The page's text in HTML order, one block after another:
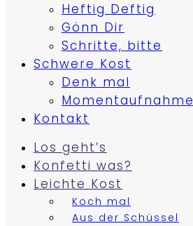
Heftig Deftig
Gönn Dir
Schritte, bitte
Schwere Kost
Denk mal
Momentaufnahme
Kontakt
Los geht’s
Konfetti was?
Leichte Kost
Koch mal
Aus der Schüssel